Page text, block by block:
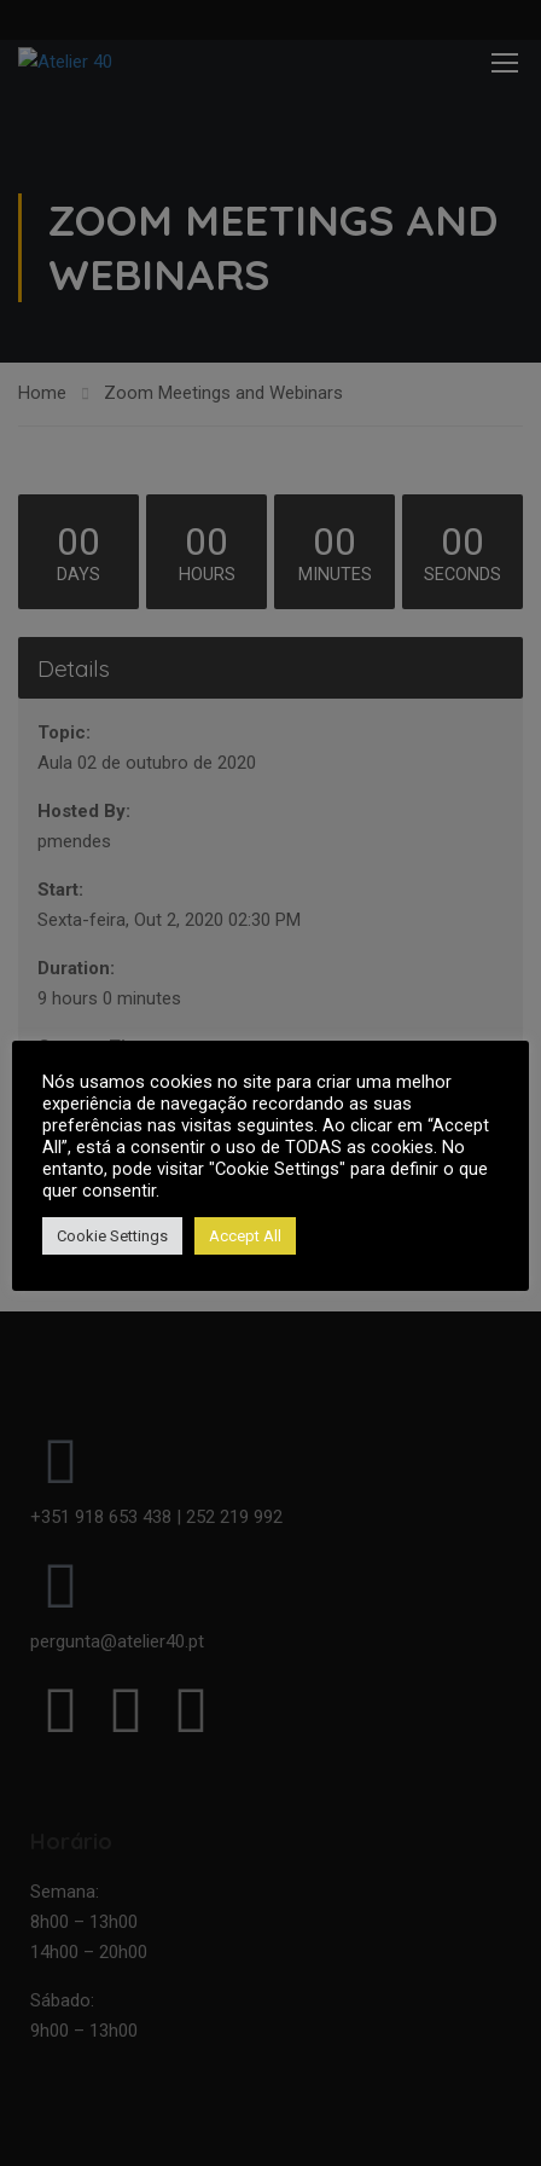
ZOOM MEETINGS AND
WEBINARS
Home Zoom Meetings and Webinars
00
DAYS
00
HOURS
00
MINUTES
00
SECONDS
Details
Topic:
Aula 02 de outubro de 2020
Hosted By:
pmendes
Start:
Sexta-feira, Out 2, 2020 02:30 PM
Duration:
9 hours 0 minutes
Current Timezone:
Europe/Lisbon
Note: Countdown time is shown based on your local
timezone.
+351 918 653 438 | 252 219 992
pergunta@atelier40.pt
Semana:
8h00 – 13h00
14h00 – 20h00
Sábado:
9h00 – 13h00
Nós usamos cookies no site para criar uma melhor
experiência de navegação recordando as suas
preferências nas visitas seguintes. Ao clicar em “Accept
All”, está a consentir o uso de TODAS as cookies. No
entanto, pode visitar "Cookie Settings" para definir o que
quer consentir.
Cookie Settings Accept All